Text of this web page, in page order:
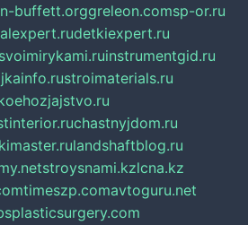
buffett.orggreleon.comsp-or.ru
detkiexpert.ru
instrumentgid.ru
stroimaterials.ru
chastnyjdom.ru
landshaftblog.ru
stroysnami.kzlcna.kz
timeszp.comavtoguru.net